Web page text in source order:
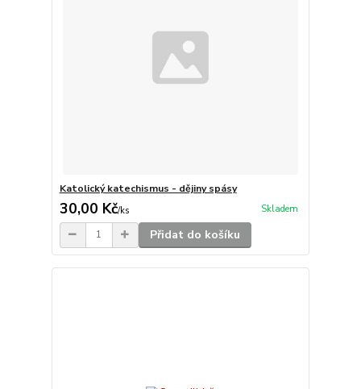
Katolický katechismus - dějiny spásy
30,00 Kč/ks Skladem
Přidat do košíku